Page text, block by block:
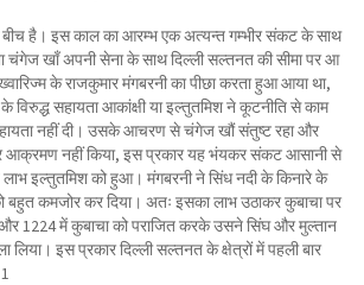
है। इस काल का आरम्भ एक अत्यन्त गम्भीर संकट के साथ
चंगेज खाँ अपनी सेना के साथ दिल्ली सल्तनत की सीमा पर आ
के राजकुमार मंगबरनी का पीछा करता हुआ आया था,
विरुद्ध सहायता आकांक्षी या इल्तुतमिश ने कूटनीति से काम
नहीं दी। उसके आचरण से चंगेज खौं संतुष्ट रहा और
आक्रमण नहीं किया, इस प्रकार यह भंयकर संकट आसानी से
इल्तुतमिश को हुआ। मंगबरनी ने सिंध नदी के किनारे के
बहुत कमजोर कर दिया। अतः इसका लाभ उठाकर कुबाचा पर
1224 में कुबाचा को पराजित करके उसने सिंघ और मुल्तान
लिया। इस प्रकार दिल्ली सल्तनत के क्षेत्रों में पहली बार